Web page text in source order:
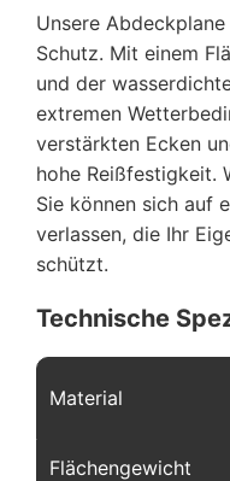
Unsere
Schutz. Mit einem
und der
extremen
verstärkten Ecken
hohe Reißfestigkeit.
Sie können sich auf
verlassen, die Ihr
schützt.
Technische
Material
Flächengewicht